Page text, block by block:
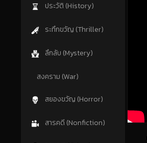
ประวัติ (History)
ระทึกขวัญ (Thriller)
ลึกลับ (Mystery)
สงคราม (War)
สยองขวัญ (Horror)
สารคดี (Nonfiction)